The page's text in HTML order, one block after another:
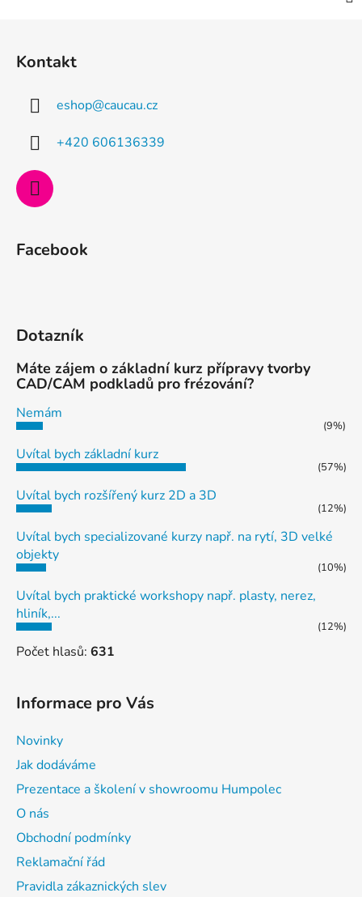
Kontakt
eshop@caucau.cz
+420 606136339
Facebook
Dotazník
Máte zájem o základní kurz přípravy tvorby
CAD/CAM podkladů pro frézování?
Nemám
(9%)
Uvítal bych základní kurz
(57%)
Uvítal bych rozšířený kurz 2D a 3D
(12%)
Uvítal bych specializované kurzy např. na rytí, 3D velké
objekty
(10%)
Uvítal bych praktické workshopy např. plasty, nerez,
hliník,...
(12%)
Počet hlasů: 631
Informace pro Vás
Novinky
Jak dodáváme
Prezentace a školení v showroomu Humpolec
O nás
Obchodní podmínky
Reklamační řád
Pravidla zákaznických slev